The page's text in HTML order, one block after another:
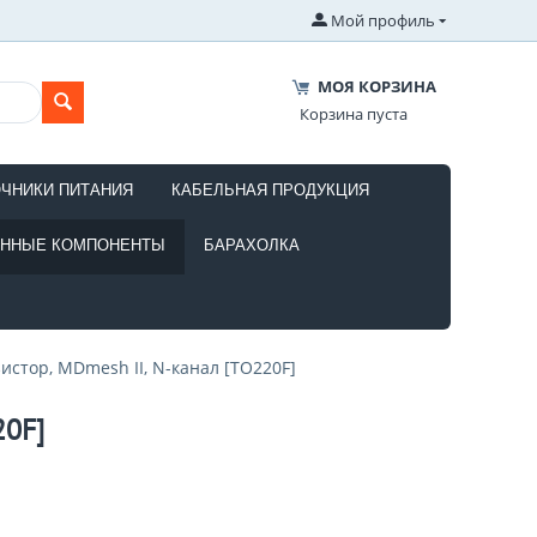
Мой профиль
МОЯ КОРЗИНА
Корзина пуста
ПИТАНИЯ КАБЕЛЬНАЯ ПРОДУКЦИЯ
КОМПОНЕНТЫ БАРАХОЛКА
MDmesh II, N-канал [TO220F]